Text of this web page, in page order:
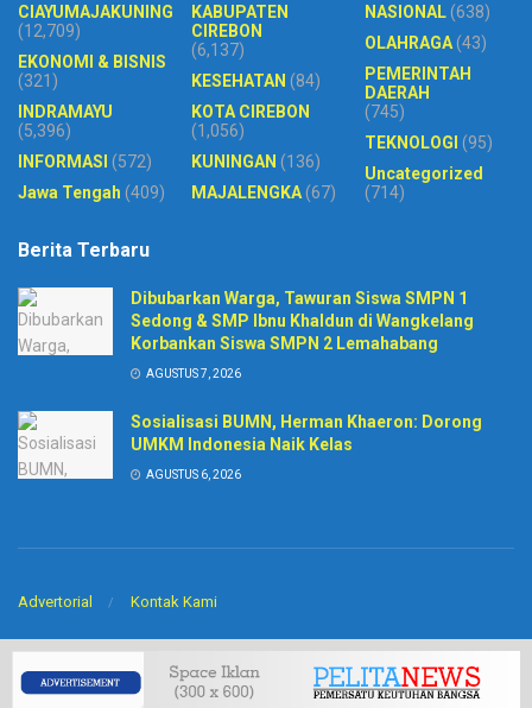
CIAYUMAJAKUNING
(12,709)
EKONOMI & BISNIS
(321)
INDRAMAYU
(5,396)
INFORMASI (572)
Jawa Tengah (409)
KABUPATEN
CIREBON
(6,137)
KESEHATAN (84)
KOTA CIREBON
(1,056)
KUNINGAN (136)
MAJALENGKA(67)
NASIONAL(638)
OLAHRAGA(43)
PEMERINTAH
DAERAH
(745)
TEKNOLOGI (95)
Uncategorized
(714)
Berita Terbaru
Dibubarkan Warga, Tawuran Siswa SMPN 1
Sedong & SMP Ibnu Khaldun di Wangkelang
Korbankan Siswa SMPN 2 Lemahabang
AGUSTUS 7, 2026
Sosialisasi BUMN, Herman Khaeron: Dorong
UMKM Indonesia Naik Kelas
AGUSTUS 6, 2026
Advertorial Kontak Kami
PT. Sinar BIntang Intermedia. Developed byCV
Arkitech.